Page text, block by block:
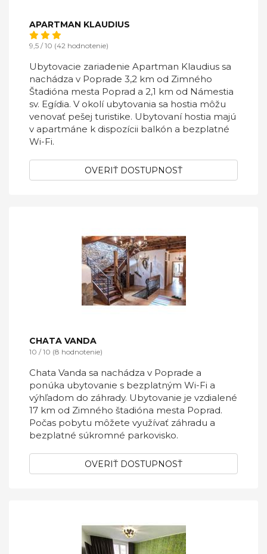
APARTMAN KLAUDIUS
9,5 / 10 (42 hodnotenie)
Ubytovacie zariadenie Apartman Klaudius sa
nachádza v Poprade 3,2 km od Zimného
Štadióna mesta Poprad a 2,1 km od Námestia
sv. Egídia. V okolí ubytovania sa hostia môžu
venovať pešej turistike. Ubytovaní hostia majú
v apartmáne k dispozícii balkón a bezplatné
Wi-Fi.
OVERIŤ DOSTUPNOSŤ
CHATA VANDA
10 / 10 (8 hodnotenie)
Chata Vanda sa nachádza v Poprade a
ponúka ubytovanie s bezplatným Wi-Fi a
výhľadom do záhrady. Ubytovanie je vzdialené
17 km od Zimného štadióna mesta Poprad.
Počas pobytu môžete využívať záhradu a
bezplatné súkromné parkovisko.
OVERIŤ DOSTUPNOSŤ